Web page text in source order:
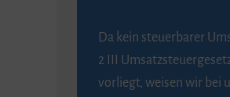
Da kein steuerbarer
2 III
vorliegt, weisen wir bei